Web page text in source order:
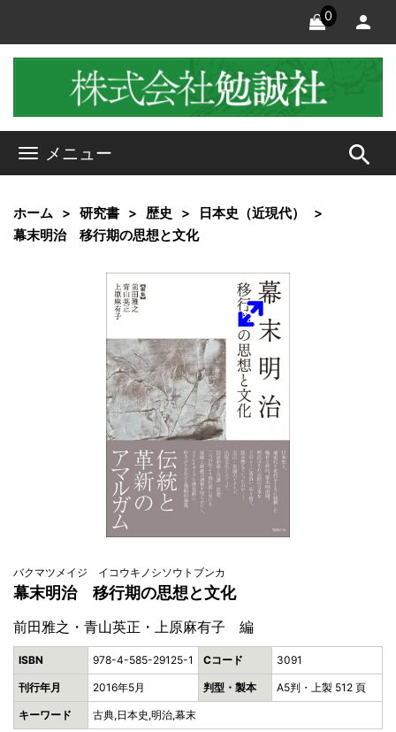
0
メニュー search
ホーム 研究書 歴史
日本史（近現代）
幕末明治 移行期の思想と文化
バクマツメイジ イコウキノシソウトブンカ
幕末明治 移行期の思想と文化
前田雅之・青山英正・上原麻有子 編
ISBN 978-4-585-29125-1 Cコード 3091
刊行年月 2016年5月 判型・製本 A5判・上製 512 頁
キーワード 古典,日本史,明治,幕末